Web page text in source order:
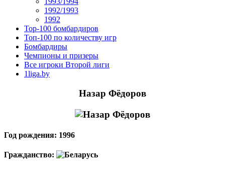
1992/1993
1992
Top-100 бомбардиров
Топ-100 по количеству игр
Бомбардиры
Чемпионы и призеры
Все игроки Второй лиги
1liga.by
Назар Фёдоров
Год рождения: 1996
Гражданство: